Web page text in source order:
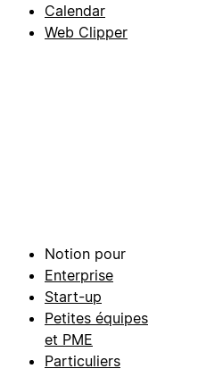
Calendar
Web Clipper
Notion pour
Enterprise
Start-up
Petites équipes
et PME
Particuliers